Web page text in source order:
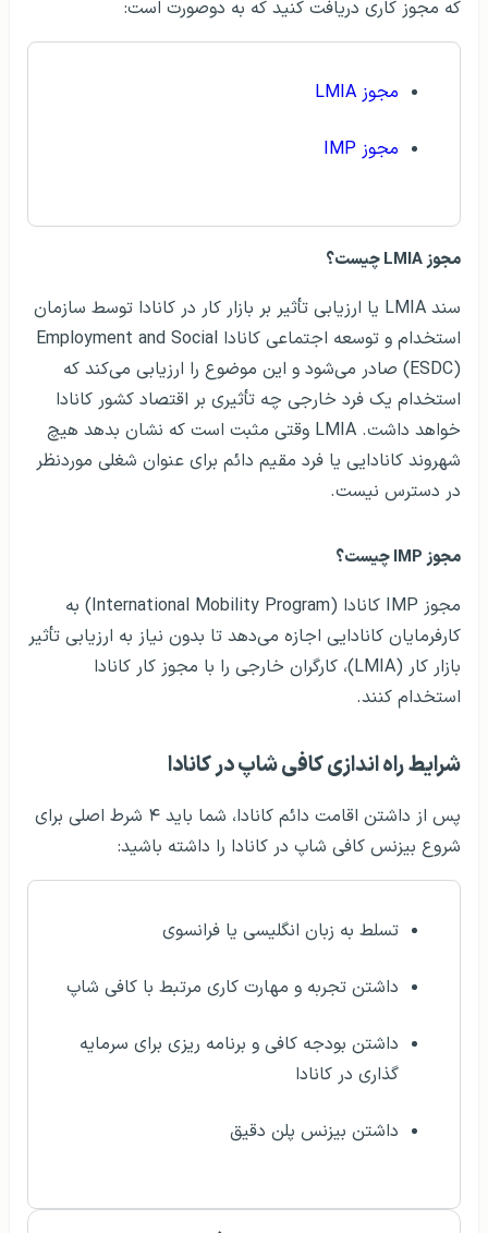
که مجوز کاری دریافت کنید که به دوصورت است:
مجوز LMIA
مجوز IMP
مجوز LMIA چیست؟
سند LMIA یا ارزیابی تأثیر بر بازار کار در کانادا توسط سازمان
استخدام و توسعه اجتماعی کانادا Employment and Social
(ESDC) صادر می‌شود و این موضوع را ارزیابی می‌کند که
استخدام یک فرد خارجی چه تأثیری بر اقتصاد کشور کانادا
خواهد داشت. LMIA وقتی مثبت است که نشان بدهد هیچ
شهروند کانادایی یا فرد مقیم دائم برای عنوان شغلی موردنظر
در دسترس نیست.
مجوز IMP چیست؟
مجوز IMP کانادا (International Mobility Program) به
کارفرمایان کانادایی اجازه می‌دهد تا بدون نیاز به ارزیابی تأثیر
بازار کار (LMIA)، کارگران خارجی را با مجوز کار کانادا
استخدام کنند.
شرایط راه اندازی کافی شاپ در کانادا
پس از داشتن اقامت دائم کانادا، شما باید ۴ شرط اصلی برای
شروع بیزنس کافی شاپ در کانادا را داشته باشید:
تسلط به زبان انگلیسی یا فرانسوی
داشتن تجربه و مهارت کاری مرتبط با کافی شاپ
داشتن بودجه کافی و برنامه ریزی برای سرمایه
گذاری در کانادا
داشتن بیزنس پلن دقیق